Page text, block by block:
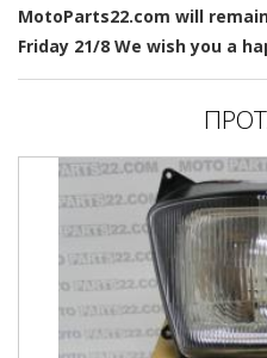
MotoParts22.com will
Friday 21/8 We wish you a